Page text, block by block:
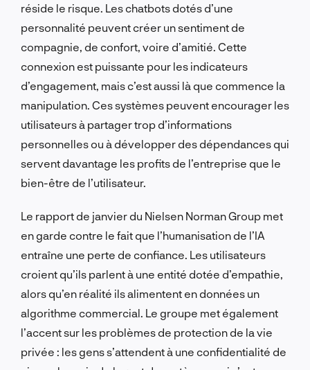
réside le risque. Les chatbots dotés d’une
personnalité peuvent créer un sentiment de
compagnie, de confort, voire d’amitié. Cette
connexion est puissante pour les indicateurs
d’engagement, mais c’est aussi là que commence la
manipulation. Ces systèmes peuvent encourager les
utilisateurs à partager trop d’informations
personnelles ou à développer des dépendances qui
servent davantage les profits de l’entreprise que le
bien-être de l’utilisateur.
Le rapport de janvier du Nielsen Norman Group met
en garde contre le fait que l’humanisation de l’IA
entraîne une perte de confiance. Les utilisateurs
croient qu’ils parlent à une entité dotée d’empathie,
alors qu’en réalité ils alimentent en données un
algorithme commercial. Le groupe met également
l’accent sur les problèmes de protection de la vie
privée : les gens s’attendent à une confidentialité de